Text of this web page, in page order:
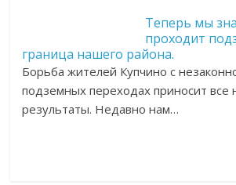
Теперь мы
проходит
граница нашего района.
Борьба жителей Купчино с
подземных переходах приносит все
результаты. Недавно нам…